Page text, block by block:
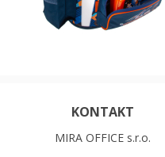
KONTAKT
MIRA OFFICE s.r.o.